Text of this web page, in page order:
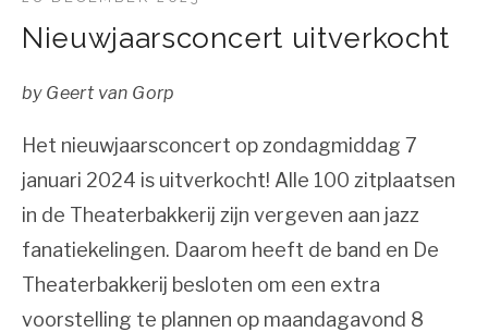
Nieuwjaarsconcert uitverkocht
by Geert van Gorp
Het nieuwjaarsconcert op zondagmiddag 7
januari 2024 is uitverkocht! Alle 100 zitplaatsen
in de Theaterbakkerij zijn vergeven aan jazz
fanatiekelingen. Daarom heeft de band en De
Theaterbakkerij besloten om een extra
voorstelling te plannen op maandagavond 8